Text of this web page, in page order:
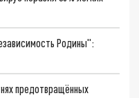
Родины":
предотвращённых